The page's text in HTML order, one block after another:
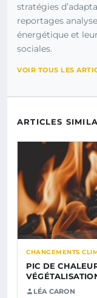
stratégies
reportages
énergétique et
sociales.
VOIR TOUS LES
ARTICLES
CHANGEMENTS
PIC DE
LÉA CARON